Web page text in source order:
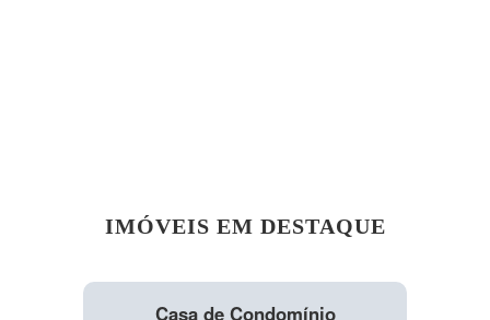
IMÓVEIS EM DESTAQUE
Casa de Condomínio